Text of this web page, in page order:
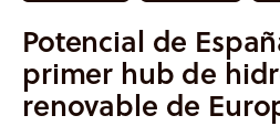
Potencial de
primer hub de
renovable de